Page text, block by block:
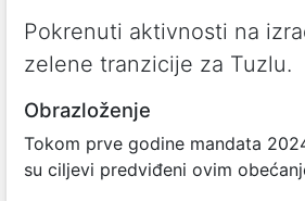
Pokrenuti aktivnosti na
zelene tranzicije za Tuzlu.
Obrazloženje
Tokom prve godine mandata
su ciljevi predviđeni ovim